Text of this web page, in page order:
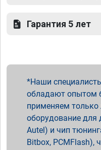
Гарантия 5 лет
Наши
обладают опытом
применяем только
оборудование для
Autel) и чип
Bitbox, PCMFlash),